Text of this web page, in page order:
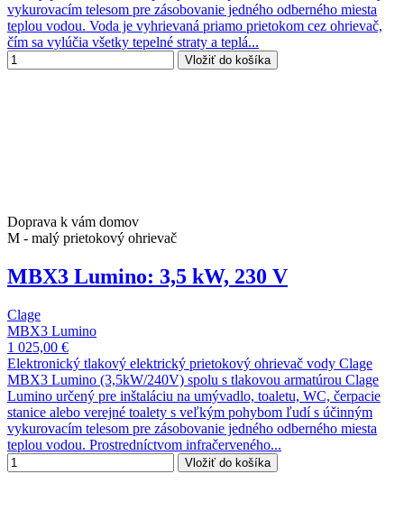
vykurovacím telesom pre zásobovanie jedného odberného miesta
teplou vodou. Voda je vyhrievaná priamo prietokom cez ohrievač,
čím sa vylúčia všetky tepelné straty a teplá...
Vložiť do košíka
Doprava k vám domov
M - malý prietokový ohrievač
MBX3 Lumino: 3,5 kW, 230 V
Clage
MBX3 Lumino
1 025,00 €
Elektronický tlakový elektrický prietokový ohrievač vody Clage
MBX3 Lumino (3,5kW/240V) spolu s tlakovou armatúrou Clage
Lumino určený pre inštaláciu na umývadlo, toaletu, WC, čerpacie
stanice alebo verejné toalety s veľkým pohybom ľudí s účinným
vykurovacím telesom pre zásobovanie jedného odberného miesta
teplou vodou. Prostredníctvom infračerveného...
Vložiť do košíka